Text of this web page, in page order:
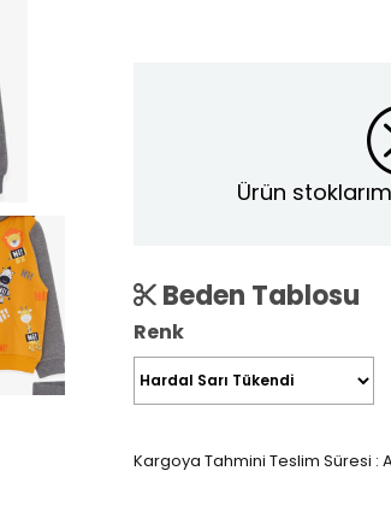
Ürün
Beden Tablosu
Renk
Kargoya Tahmini Teslim Süresi :